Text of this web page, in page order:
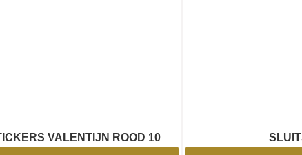
VALENTIJN ROOD 10